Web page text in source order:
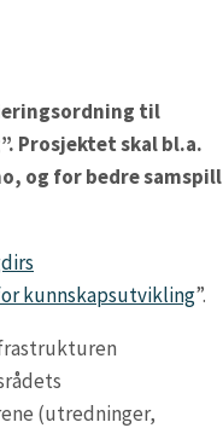
til
Prosjektet skal bl.a.
og for bedre samspill
kunnskapsutvikling”.
(utredninger,